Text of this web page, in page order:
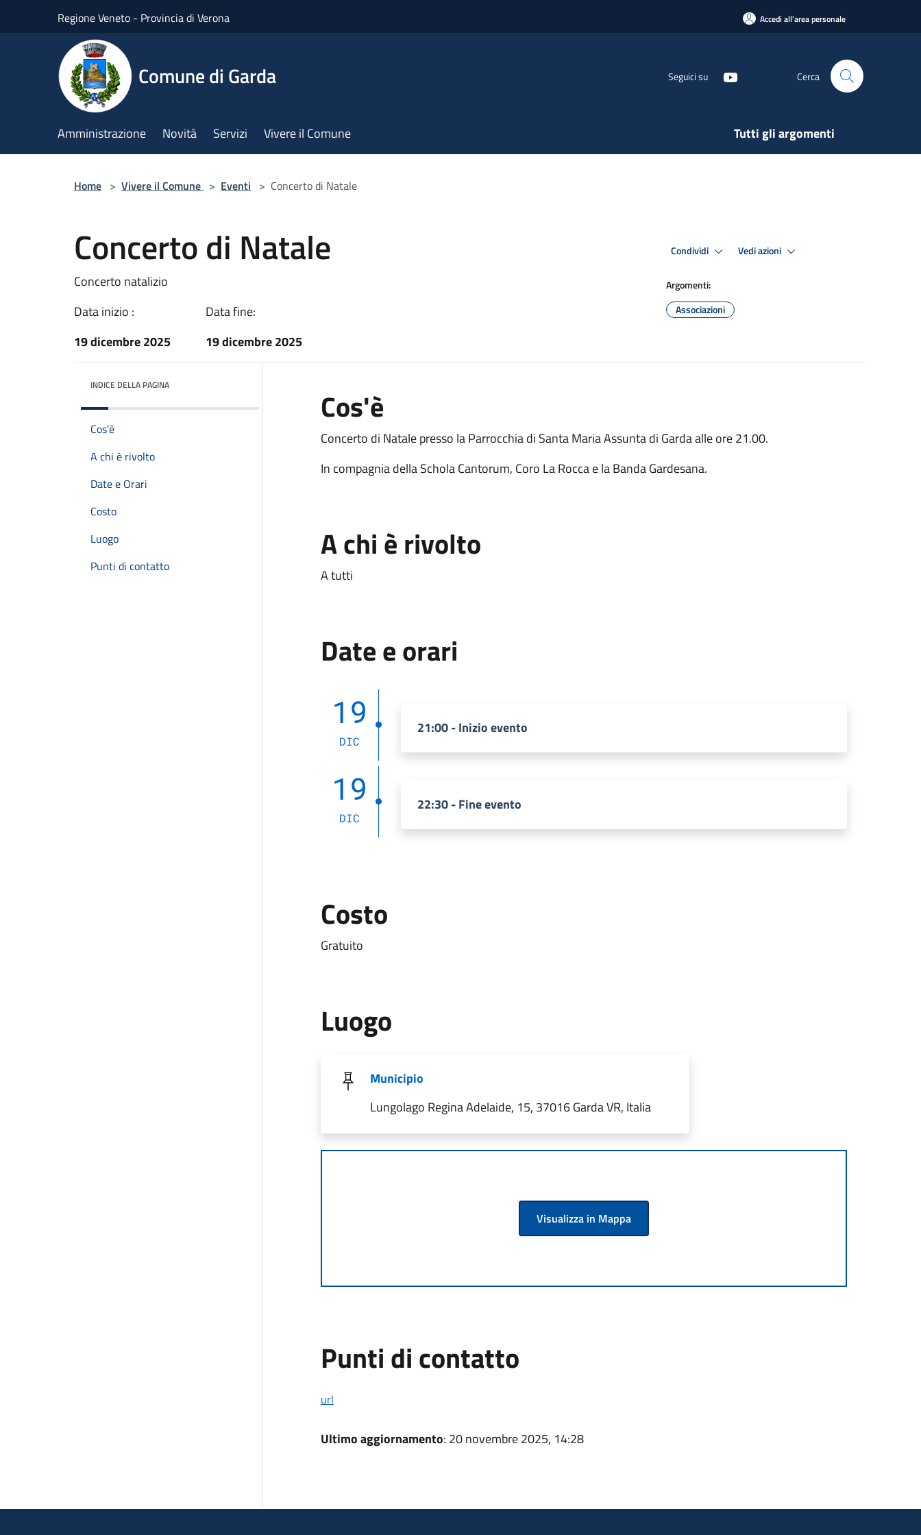
Regione Veneto - Provincia di Verona Accedi all'area personale
Comune di Garda Seguici su Cerca
Amministrazione Novità Servizi Vivere il Comune Tutti gli argomenti
Home > Vivere il Comune > Eventi > Concerto di Natale
Concerto di Natale
Concerto natalizio
Data inizio :
19 dicembre 2025
Data fine:
19 dicembre 2025
Condividi Vedi azioni
Argomenti:
Associazioni
INDICE DELLA PAGINA
Cos'è
A chi è rivolto
Date e Orari
Costo
Luogo
Punti di contatto
Cos'è
Concerto di Natale presso la Parrocchia di Santa Maria Assunta di Garda alle ore 21.00.
In compagnia della Schola Cantorum, Coro La Rocca e la Banda Gardesana.
A chi è rivolto
A tutti
Date e orari
19
DIC
21:00 - Inizio evento
19
DIC
22:30 - Fine evento
Costo
Gratuito
Luogo
Municipio
Lungolago Regina Adelaide, 15, 37016 Garda VR, Italia
Visualizza in Mappa
Punti di contatto
url
Ultimo aggiornamento: 20 novembre 2025, 14:28